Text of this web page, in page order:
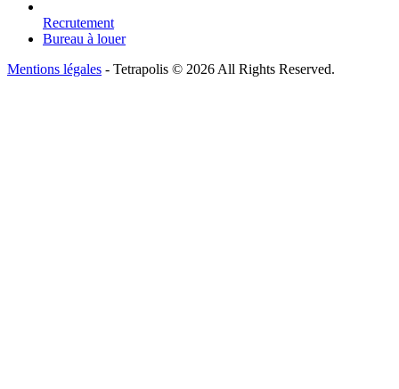
Recrutement
Bureau à louer
Mentions légales - Tetrapolis © 2026 All Rights Reserved.